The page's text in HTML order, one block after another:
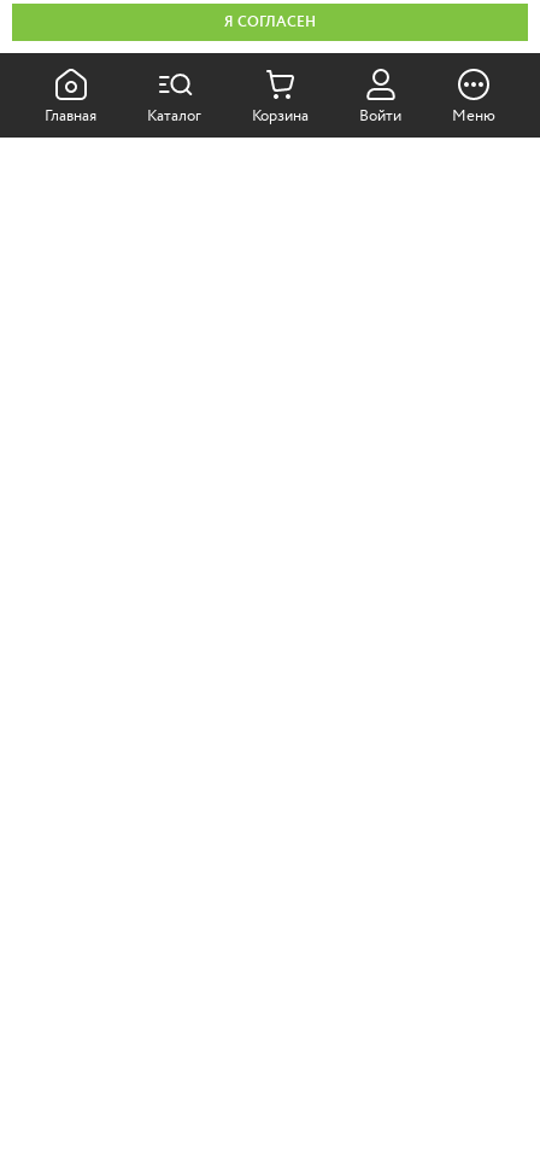
КАК ПОКУПАТЬ:
Главная Каталог Корзина Войти Меню
Я СОГЛАСЕН